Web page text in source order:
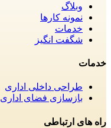
وبلاگ
نمونه کارها
خدمات
شگفت انگیز
خدمات
طراحی داخلی اداری
بازسازی فضای اداری
راه های ارتباطی